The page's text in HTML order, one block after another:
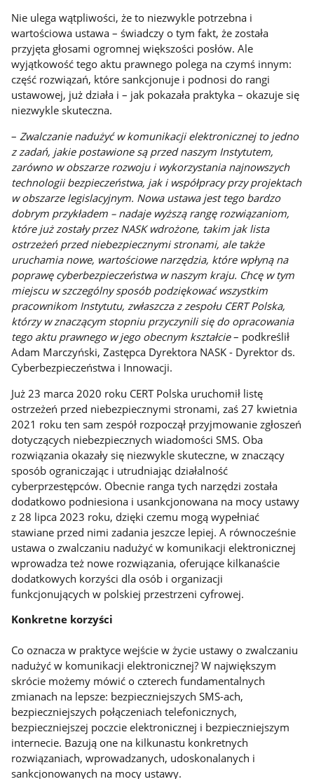
Nie ulega wątpliwości, że to niezwykle potrzebna i
wartościowa ustawa – świadczy o tym fakt, że została
przyjęta głosami ogromnej większości posłów. Ale
wyjątkowość tego aktu prawnego polega na czymś innym:
część rozwiązań, które sankcjonuje i podnosi do rangi
ustawowej, już działa i – jak pokazała praktyka – okazuje się
niezwykle skuteczna.
– Zwalczanie nadużyć w komunikacji elektronicznej to jedno
z zadań, jakie postawione są przed naszym Instytutem,
zarówno w obszarze rozwoju i wykorzystania najnowszych
technologii bezpieczeństwa, jak i współpracy przy projektach
w obszarze legislacyjnym. Nowa ustawa jest tego bardzo
dobrym przykładem – nadaje wyższą rangę rozwiązaniom,
które już zostały przez NASK wdrożone, takim jak lista
ostrzeżeń przed niebezpiecznymi stronami, ale także
uruchamia nowe, wartościowe narzędzia, które wpłyną na
poprawę cyberbezpieczeństwa w naszym kraju. Chcę w tym
miejscu w szczególny sposób podziękować wszystkim
pracownikom Instytutu, zwłaszcza z zespołu CERT Polska,
którzy w znaczącym stopniu przyczynili się do opracowania
tego aktu prawnego w jego obecnym kształcie– podkreślił
Adam Marczyński, Zastępca Dyrektora NASK - Dyrektor ds.
Cyberbezpieczeństwa i Innowacji.
Już 23 marca 2020 roku CERT Polska uruchomił listę
ostrzeżeń przed niebezpiecznymi stronami, zaś 27 kwietnia
2021 roku ten sam zespół rozpoczął przyjmowanie zgłoszeń
dotyczących niebezpiecznych wiadomości SMS. Oba
rozwiązania okazały się niezwykle skuteczne, w znaczący
sposób ograniczając i utrudniając działalność
cyberprzestępców. Obecnie ranga tych narzędzi została
dodatkowo podniesiona i usankcjonowana na mocy ustawy
z 28 lipca 2023 roku, dzięki czemu mogą wypełniać
stawiane przed nimi zadania jeszcze lepiej. A równocześnie
ustawa o zwalczaniu nadużyć w komunikacji elektronicznej
wprowadza też nowe rozwiązania, oferujące kilkanaście
dodatkowych korzyści dla osób i organizacji
funkcjonujących w polskiej przestrzeni cyfrowej.
Konkretne korzyści
Co oznacza w praktyce wejście w życie ustawy o zwalczaniu
nadużyć w komunikacji elektronicznej? W największym
skrócie możemy mówić o czterech fundamentalnych
zmianach na lepsze: bezpieczniejszych SMS-ach,
bezpieczniejszych połączeniach telefonicznych,
bezpieczniejszej poczcie elektronicznej i bezpieczniejszym
internecie. Bazują one na kilkunastu konkretnych
rozwiązaniach, wprowadzanych, udoskonalanych i
sankcjonowanych na mocy ustawy.